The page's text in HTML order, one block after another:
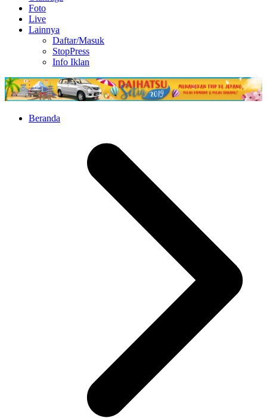
Foto
Live
Lainnya
Daftar/Masuk
StopPress
Info Iklan
Beranda